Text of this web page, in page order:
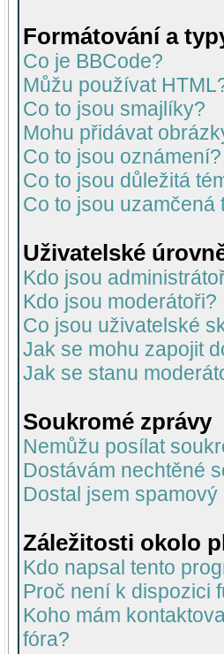
Formátování a
Co je BBCode?
Můžu používat
Co to jsou smajlíky?
Mohu přidávat
Co to jsou oznámení?
Co to jsou důležitá
Co to jsou uzamčená
Uživatelské
Kdo jsou
Kdo jsou moderátoři?
Co jsou uživatelské
Jak se mohu zapojit
Jak se stanu
Soukromé zprávy
Nemůžu posílat
Dostávám nechtěné
Dostal jsem
Záležitosti okolo
Kdo napsal tento
Proč není k dispozici
Koho mám
fóra?